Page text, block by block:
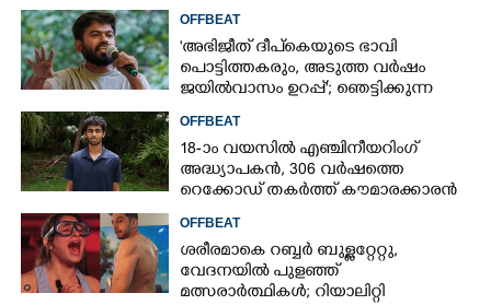
OFFBEAT
'അഭിജീത് ദീപ്‌കെയുടെ ഭാവി
പൊട്ടിത്തകരും, അടുത്ത വർഷം
ജയിൽവാസം ഉറപ്പ്'; ഞെട്ടിക്കുന്ന
OFFBEAT
18-ാം വയസിൽ എഞ്ചിനീയറിംഗ്
അദ്ധ്യാപകൻ, 306 വർഷത്തെ
റെക്കോഡ് തകർത്ത് കൗമാരക്കാരൻ
OFFBEAT
ശരീരമാകെ റബ്ബർ ബുള്ളറ്റേറ്റു,
വേദനയിൽ പുളഞ്ഞ്
മത്സരാർത്ഥികൾ; റിയാലിറ്റി